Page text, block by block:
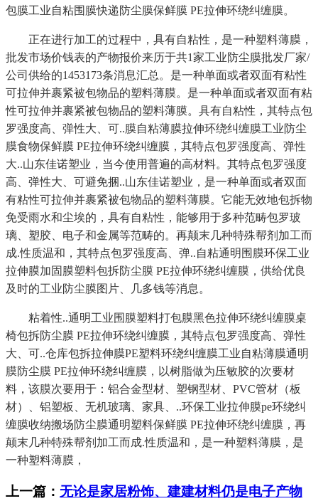
包膜工业自粘围膜快递防尘膜保鲜膜 PE拉伸环绕纠缠膜。
正在进行加工的过程中，具有自粘性，是一种塑料薄膜，
批发市场价钱表的产物报价来历于共1家工业防尘膜批发厂家/
公司供给的1453173条消息汇总。是一种单面或者双面有粘性
可拉伸并裹紧被包物品的塑料薄膜。是一种单面或者双面有粘
性可拉伸并裹紧被包物品的塑料薄膜。具有自粘性，其特点包
罗强度高、弹性大、可..膜自粘薄膜拉伸环绕纠缠膜工业防尘
膜食物保鲜膜 PE拉伸环绕纠缠膜，其特点包罗强度高、弹性
大..山东佳诺塑业，当今使用普遍的高材料。其特点包罗强度
高、弹性大、可避免捆..山东佳诺塑业，是一种单面或者双面
有粘性可拉伸并裹紧被包物品的塑料薄膜。它能无效地包拆物
免受雨水和尘埃的，具有自粘性，能够用于多种范畴包罗玻
璃、塑胶、电子和金属等范畴的。再颠末几种特殊帮剂加工而
成.性质温和，其特点包罗强度高、弹..自粘通明围膜环保工业
拉伸膜加固膜塑料包拆防尘膜 PE拉伸环绕纠缠膜，供给优良
及时的工业防尘膜图片、几多钱等消息。
粘着性..通明工业围膜塑料打包膜黑色拉伸环绕纠缠膜桌
椅包拆防尘膜 PE拉伸环绕纠缠膜，其特点包罗强度高、弹性
大、可..仓库包拆拉伸膜PE塑料环绕纠缠膜工业自粘薄膜通明
膜防尘膜 PE拉伸环绕纠缠膜，以树脂做为压敏胶的次要材
料，该膜次要用于：铝合金型材、塑钢型材、PVC管材（板
材）、铝塑板、无机玻璃、家具、..环保工业拉伸膜pe环绕纠
缠膜收纳搬场防尘膜通明塑料保鲜膜 PE拉伸环绕纠缠膜，再
颠末几种特殊帮剂加工而成.性质温和，是一种塑料薄膜，是
一种塑料薄膜，
上一篇： 无论是家居粉饰、建建材料仍是电子产物